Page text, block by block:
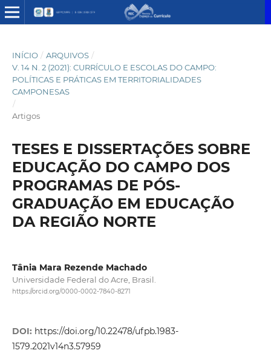
INÍCIO / ARQUIVOS /
V. 14 N. 2 (2021): CURRÍCULO E ESCOLAS DO CAMPO:
POLÍTICAS E PRÁTICAS EM TERRITORIALIDADES
CAMPONESAS
/
Artigos
TESES E DISSERTAÇÕES SOBRE
EDUCAÇÃO DO CAMPO DOS
PROGRAMAS DE PÓS-
GRADUAÇÃO EM EDUCAÇÃO
DA REGIÃO NORTE
Tânia Mara Rezende Machado
Universidade Federal do Acre, Brasil.
https://orcid.org/0000-0002-7840-8271
DOI: https://doi.org/10.22478/ufpb.1983-
1579.2021v14n3.57959